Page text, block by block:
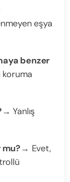
eşya
benzer
koruma
→ Yanlış
→ Evet,